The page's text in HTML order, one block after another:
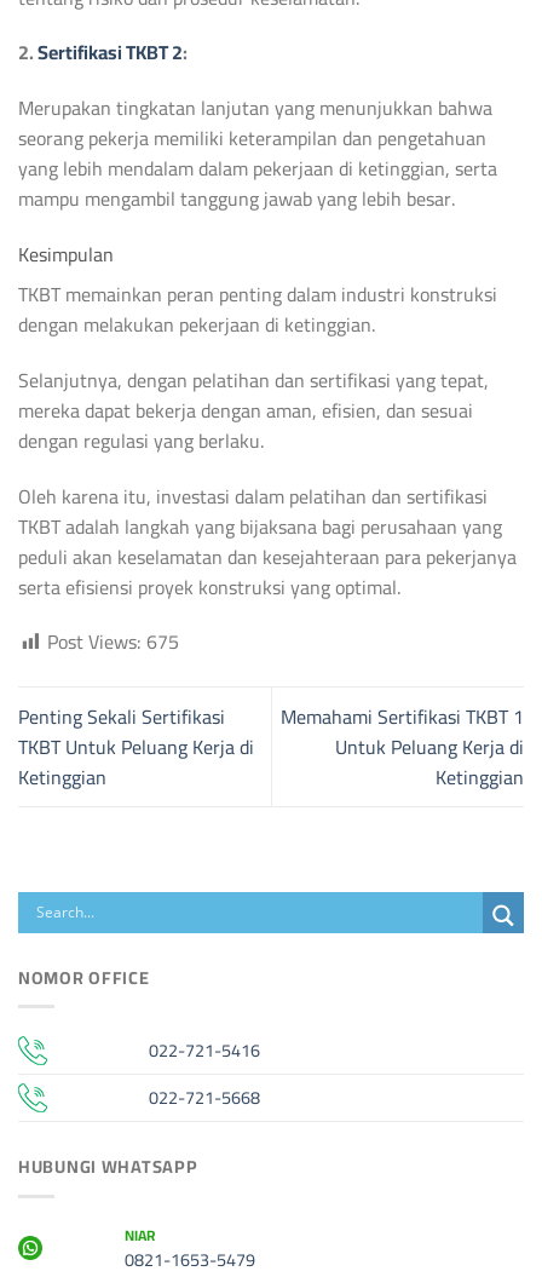
2.Sertifikasi TKBT 2:
Merupakan tingkatan lanjutan yang menunjukkan bahwa
seorang pekerja memiliki keterampilan dan pengetahuan
yang lebih mendalam dalam pekerjaan di ketinggian, serta
mampu mengambil tanggung jawab yang lebih besar.
Kesimpulan
TKBT memainkan peran penting dalam industri konstruksi
dengan melakukan pekerjaan di ketinggian.
Selanjutnya, dengan pelatihan dan sertifikasi yang tepat,
mereka dapat bekerja dengan aman, efisien, dan sesuai
dengan regulasi yang berlaku.
Oleh karena itu, investasi dalam pelatihan dan sertifikasi
TKBT adalah langkah yang bijaksana bagi perusahaan yang
peduli akan keselamatan dan kesejahteraan para pekerjanya
serta efisiensi proyek konstruksi yang optimal.
Post Views:675
Penting Sekali Sertifikasi
TKBT Untuk Peluang Kerja di
Ketinggian
Memahami Sertifikasi TKBT 1
Untuk Peluang Kerja di
Ketinggian
NOMOR OFFICE
022-721-5416
022-721-5668
HUBUNGI WHATSAPP
NIAR
0821-1653-5479